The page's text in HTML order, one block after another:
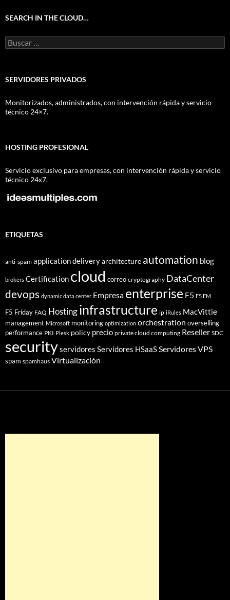
SEARCH IN THE CLOUD…
Buscar:
SERVIDORES PRIVADOS
Monitorizados, administrados, con intervención rápida y servicio
técnico 24×7.
HOSTING PROFESIONAL
Servicio exclusivo para empresas, con intervención rápida y servicio
técnico 24x7.
ETIQUETAS
anti-spam application deliveryarchitecture automation blog
brokers Certification cloud correo cryptography DataCenter
devops dynamic data center Empresa enterprise F5 F5 EM
F5 Friday FAQ Hostinginfrastructure ip iRules MacVittie
management Microsoft monitoring optimization orchestration overselling
performance PKI Plesk policy precio private cloud computing Reseller SDC
securityservidores Servidores HSaaSServidores VPS
spam spamhaus Virtualización